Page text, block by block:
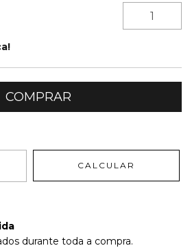
CALCULAR
durante toda a compra.